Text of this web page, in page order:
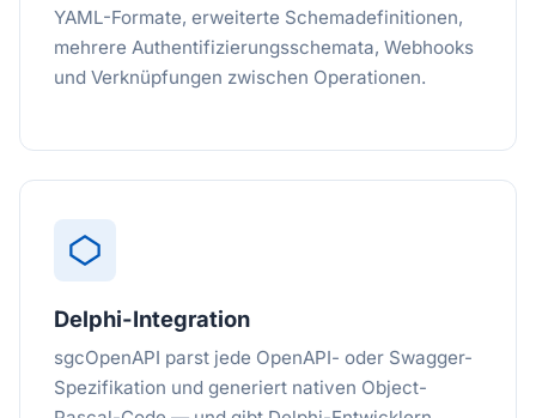
YAML-Formate, erweiterte Schemadefinitionen,
mehrere Authentifizierungsschemata, Webhooks
und Verknüpfungen zwischen Operationen.
Delphi-Integration
sgcOpenAPI parst jede OpenAPI- oder Swagger-
Spezifikation und generiert nativen Object-